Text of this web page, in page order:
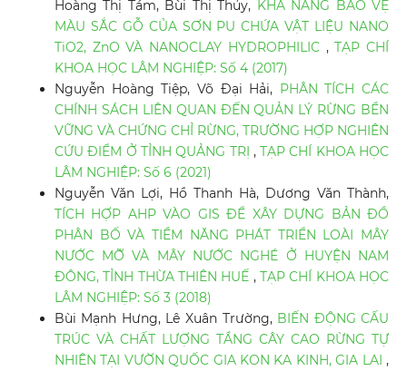
Hoàng Thị Tám, Bùi Thị Thủy, KHẢ NĂNG BẢO VỆ
MÀU SẮC GỖ CỦA SƠN PU CHỨA VẬT LIỆU NANO
TiO2, ZnO VÀ NANOCLAY HYDROPHILIC ,TẠP CHÍ
KHOA HỌC LÂM NGHIỆP: Số 4 (2017)
Nguyễn Hoàng Tiệp, Võ Đại Hải, PHÂN TÍCH CÁC
CHÍNH SÁCH LIÊN QUAN ĐẾN QUẢN LÝ RỪNG BỀN
VỮNG VÀ CHỨNG CHỈ RỪNG, TRƯỜNG HỢP NGHIÊN
CỨU ĐIỂM Ở TỈNH QUẢNG TRỊ ,TẠP CHÍ KHOA HỌC
LÂM NGHIỆP: Số 6 (2021)
Nguyễn Văn Lợi, Hồ Thanh Hà, Dương Văn Thành,
TÍCH HỢP AHP VÀO GIS ĐỂ XÂY DỰNG BẢN ĐỒ
PHÂN BỐ VÀ TIỀM NĂNG PHÁT TRIỂN LOÀI MÂY
NƯỚC MỠ VÀ MÂY NƯỚC NGHÉ Ở HUYỆN NAM
ĐÔNG, TỈNH THỪA THIÊN HUẾ ,TẠP CHÍ KHOA HỌC
LÂM NGHIỆP: Số 3 (2018)
Bùi Mạnh Hưng, Lê Xuân Trường, BIẾN ĐỘNG CẤU
TRÚC VÀ CHẤT LƯỢNG TẦNG CÂY CAO RỪNG TỰ
NHIÊN TẠI VƯỜN QUỐC GIA KON KA KINH, GIA LAI,